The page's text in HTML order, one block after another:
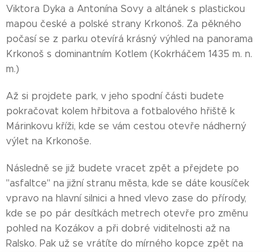
Viktora Dyka a Antonína Sovy a altánek s plastickou
mapou české a polské strany Krkonoš. Za pěkného
počasí se z parku otevírá krásný výhled na panorama
Krkonoš s dominantním Kotlem (Kokrháčem 1435 m. n.
m.)
Až si projdete park, v jeho spodní části budete
pokračovat kolem hřbitova a fotbalového hřiště k
Márinkovu kříži, kde se vám cestou otevře nádherný
výlet na Krkonoše.
Následně se již budete vracet zpět a přejdete po
"asfaltce" na jižní stranu města, kde se dáte kousíček
vpravo na hlavní silnici a hned vlevo zase do přírody,
kde se po pár desítkách metrech otevře pro změnu
pohled na Kozákov a při dobré viditelnosti až na
Ralsko. Pak už se vrátíte do mírného kopce zpět na